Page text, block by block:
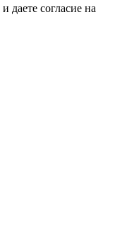
и даете согласие на